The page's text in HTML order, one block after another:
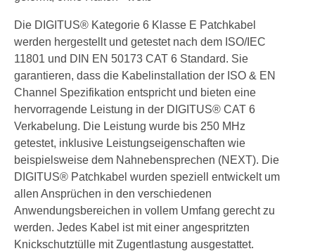
Die DIGITUS® Kategorie 6 Klasse E Patchkabel
werden hergestellt und getestet nach dem ISO/IEC
11801 und DIN EN 50173 CAT 6 Standard. Sie
garantieren, dass die Kabelinstallation der ISO & EN
Channel Spezifikation entspricht und bieten eine
hervorragende Leistung in der DIGITUS® CAT 6
Verkabelung. Die Leistung wurde bis 250 MHz
getestet, inklusive Leistungseigenschaften wie
beispielsweise dem Nahnebensprechen (NEXT). Die
DIGITUS® Patchkabel wurden speziell entwickelt um
allen Ansprüchen in den verschiedenen
Anwendungsbereichen in vollem Umfang gerecht zu
werden. Jedes Kabel ist mit einer angespritzten
Knickschutztülle mit Zugentlastung ausgestattet.